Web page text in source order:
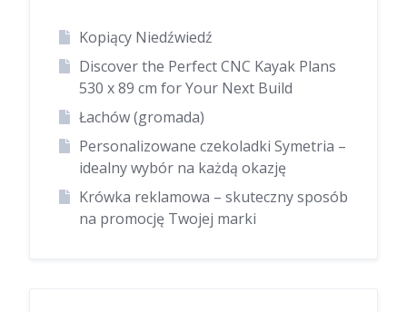
Kopiący Niedźwiedź
Discover the Perfect CNC Kayak Plans
530 x 89 cm for Your Next Build
Łachów (gromada)
Personalizowane czekoladki Symetria –
idealny wybór na każdą okazję
Krówka reklamowa – skuteczny sposób
na promocję Twojej marki